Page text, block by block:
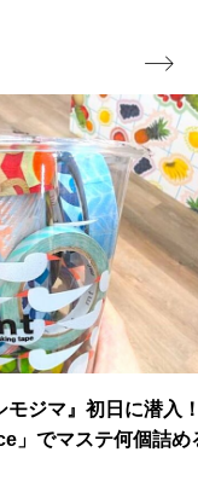
日に潜入！1,100
何個詰めるか検
